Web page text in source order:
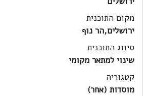
מקום התוכנית
ירושלים,הר נוף
סיווג התוכנית
שינוי למתאר מקומי
קטגוריה
מוסדות (אחר)